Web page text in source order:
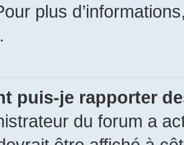
plus
puis-je rapporter
du forum a